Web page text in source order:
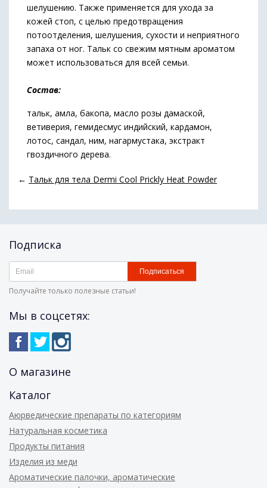
шелушению. Также применяется для ухода за
кожей стоп, с целью предотвращения
потоотделения, шелушения, сухости и неприятного
запаха от ног. Тальк со свежим мятным ароматом
может использоваться для всей семьи.
Состав:
тальк, амла, бакопа, масло розы дамаской,
ветиверия, гемидесмус индийский, кардамон,
лотос, сандал, ним, нагармустака, экстракт
гвоздичного дерева.
← Тальк для тела Dermi Cool Prickly Heat Powder
Подписка
Подписаться
Получайте только полезные статьи!
Мы в соцсетях:
О магазине
Каталог
Аюрведические препараты по категориям
Натуральная косметика
Продукты питания
Изделия из меди
Ароматические палочки, ароматические